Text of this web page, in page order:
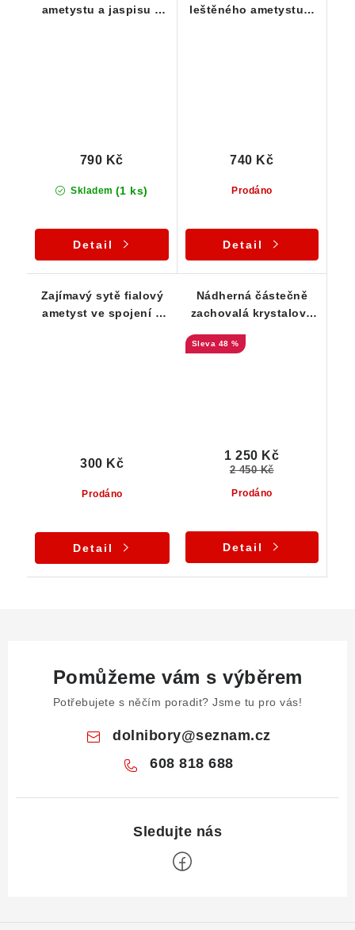
ametystu a jaspisu v
Skladem (1 ks)
790 Kč
Detail
leštěného ametystu s
Prodáno
740 Kč
Detail
Zajímavý sytě fialový
ametyst ve spojení s
Prodáno
300 Kč
Detail
Nádherná částečně
zachovalá krystalová
špiček ametystu - ČR
48 %
Prodáno
1 250 Kč
2 450 Kč
Detail
Pomůžeme vám s výběrem
Potřebujete s něčím poradit? Jsme tu pro vás!
dolnibory@seznam.cz
608 818 688